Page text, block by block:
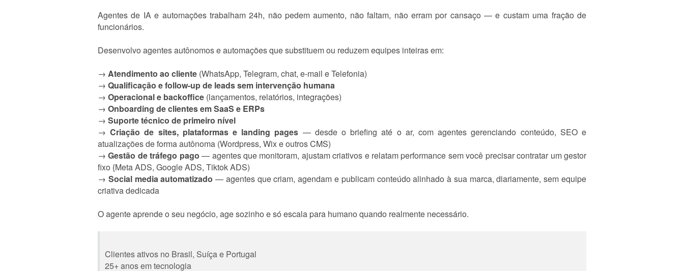
Agentes de IA e automações trabalham 24h, não pedem aumento, não faltam, não erram por cansaço — e custam uma fração de
funcionários.
Desenvolvo agentes autônomos e automações que substituem ou reduzem equipes inteiras em:
→ Atendimento ao cliente (WhatsApp, Telegram, chat, e-mail e Telefonia)
→ Qualificação e follow-up de leads sem intervenção humana
→ Operacional e backoffice (lançamentos, relatórios, integrações)
→ Onboarding de clientes em SaaS e ERPs
→ Suporte técnico de primeiro nível
→Criação de sites, plataformas e landing pages — desde o briefing até o ar, com agentes gerenciando conteúdo, SEO e
atualizações de forma autônoma (Wordpress, Wix e outros CMS)
→Gestão de tráfego pago — agentes que monitoram, ajustam criativos e relatam performance sem você precisar contratar um gestor
fixo {Meta ADS, Google ADS, Tiktok ADS)
→ Social media automatizado — agentes que criam, agendam e publicam conteúdo alinhado à sua marca, diariamente, sem equipe
criativa dedicada
O agente aprende o seu negócio, age sozinho e só escala para humano quando realmente necessário.
Clientes ativos no Brasil, Suíça e Portugal
25+ anos em tecnologia